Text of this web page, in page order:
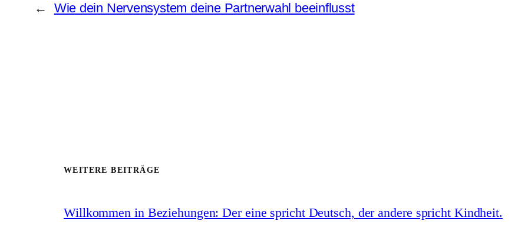
← Wie dein Nervensystem deine Partnerwahl beeinflusst
WEITERE BEITRÄGE
Willkommen in Beziehungen: Der eine spricht Deutsch, der andere spricht Kindheit.